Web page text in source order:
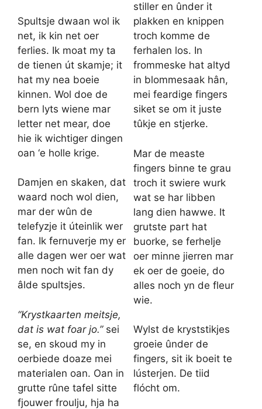
Spultsje dwaan wol ik
net, ik kin net oer
ferlies. Ik moat my ta
de tienen út skamje; it
hat my nea boeie
kinnen. Wol doe de
bern lyts wiene mar
letter net mear, doe
hie ik wichtiger dingen
oan ‘e holle krige.
Damjen en skaken, dat
waard noch wol dien,
mar der wûn de
telefyzje it úteinlik wer
fan. Ik fernuverje my er
alle dagen wer oer wat
men noch wit fan dy
âlde spultsjes.
“Krystkaarten meitsje,
dat is wat foar jo.”sei
se, en skoud my in
oerbiede doaze mei
materialen oan. Oan in
grutte rûne tafel sitte
fjouwer froulju, hja ha
stiller en ûnder it
plakken en knippen
troch komme de
ferhalen los. In
frommeske hat altyd
in blommesaak hân,
mei feardige fingers
siket se om it juste
tûkje en stjerke.
Mar de measte
fingers binne te grau
troch it swiere wurk
wat se har libben
lang dien hawwe. It
grutste part hat
buorke, se ferhelje
oer minne jierren mar
ek oer de goeie, do
alles noch yn de fleur
wie.
Wylst de kryststikjes
groeie ûnder de
fingers, sit ik boeit te
lústerjen. De tiid
flócht om.